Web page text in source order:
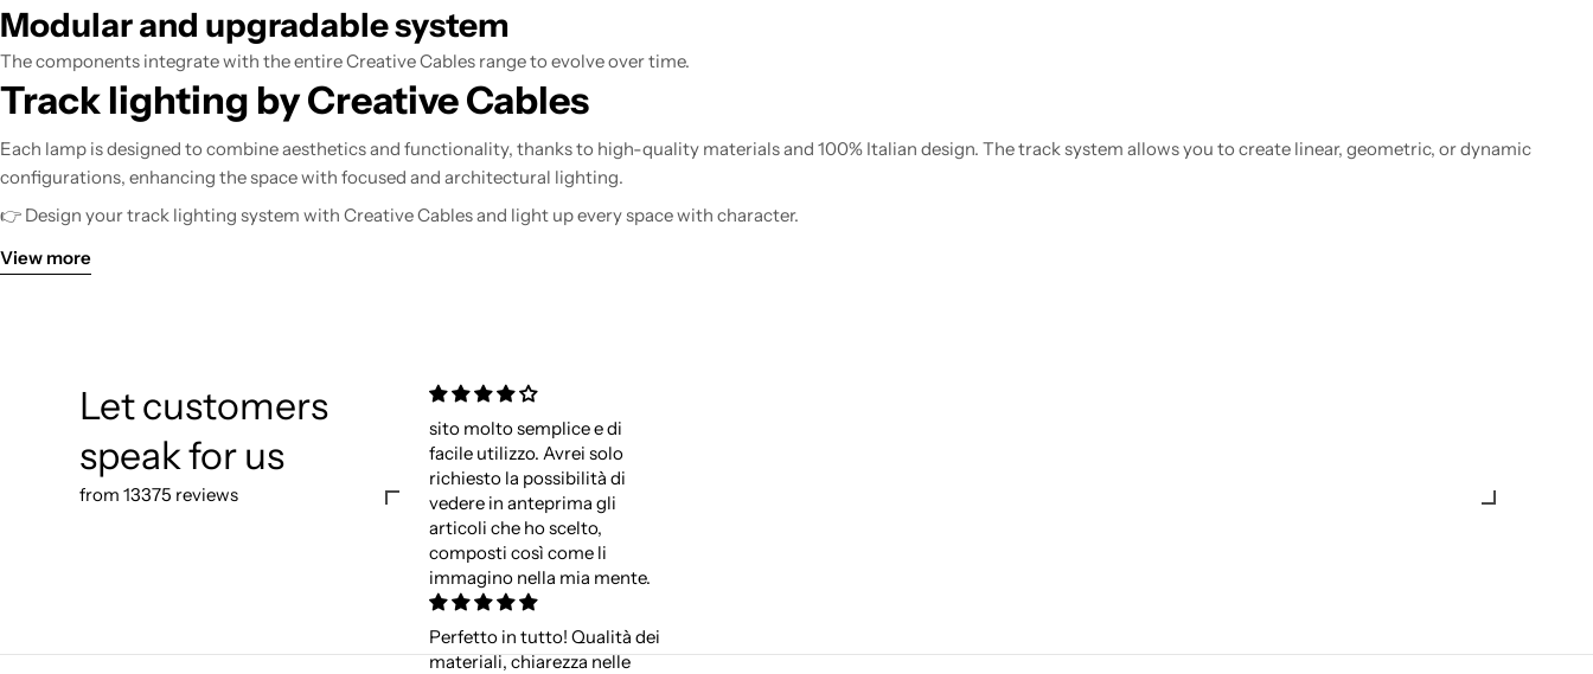
Modular and upgradable system
The components integrate with the entire Creative Cables range to evolve over time.
Track lighting by Creative Cables
Each lamp is designed to combine aesthetics and functionality, thanks to high-quality materials and 100% Italian design. The track system allows you to create linear, geometric, or dynamic
configurations, enhancing the space with focused and architectural lighting.
👉 Design your track lighting system with Creative Cables and light up every space with character.
View more
Let customers
speak for us
from 13375 reviews
sito molto semplice e di
facile utilizzo. Avrei solo
richiesto la possibilità di
vedere in anteprima gli
articoli che ho scelto,
composti così come li
immagino nella mia mente.
Perfetto in tutto! Qualità dei
materiali, chiarezza nelle